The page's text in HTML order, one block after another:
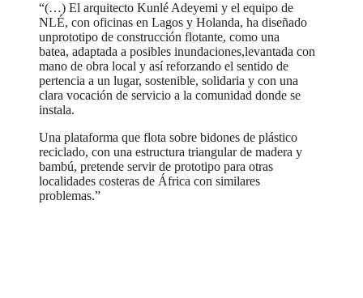
“(…) El arquitecto Kunlé Adeyemi y el equipo de
NLÉ, con oficinas en Lagos y Holanda, ha diseñado
unprototipo de construcción flotante, como una
batea, adaptada a posibles inundaciones,levantada con
mano de obra local y así reforzando el sentido de
pertencia a un lugar, sostenible, solidaria y con una
clara vocación de servicio a la comunidad donde se
instala.
Una plataforma que flota sobre bidones de plástico
reciclado, con una estructura triangular de madera y
bambú, pretende servir de prototipo para otras
localidades costeras de África con similares
problemas.”